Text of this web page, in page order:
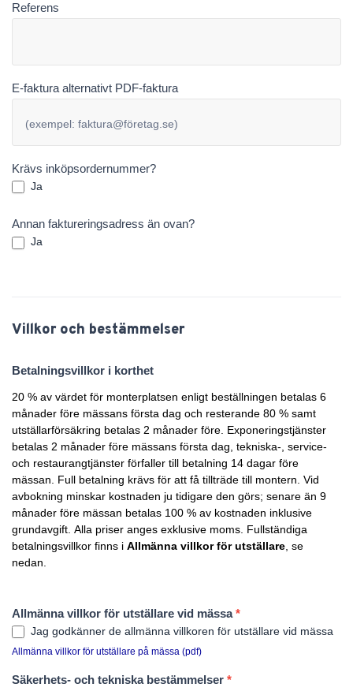
Referens
E-faktura alternativt PDF-faktura
Krävs inköpsordernummer?
Ja
Annan faktureringsadress än ovan?
Ja
Villkor och bestämmelser
Betalningsvillkor i korthet
20 % av värdet för monterplatsen enligt beställningen betalas 6
månader före mässans första dag och resterande 80 % samt
utställarförsäkring betalas 2 månader före. Exponeringstjänster
betalas 2 månader före mässans första dag, tekniska-, service-
och restaurangtjänster förfaller till betalning 14 dagar före
mässan. Full betalning krävs för att få tillträde till montern. Vid
avbokning minskar kostnaden ju tidigare den görs; senare än 9
månader före mässan betalas 100 % av kostnaden inklusive
grundavgift. Alla priser anges exklusive moms. Fullständiga
betalningsvillkor finns i Allmänna villkor för utställare , se
nedan.
Allmänna villkor för utställare vid mässa *
Jag godkänner de allmänna villkoren för utställare vid mässa
Allmänna villkor för utställare på mässa (pdf)
Säkerhets- och tekniska bestämmelser *